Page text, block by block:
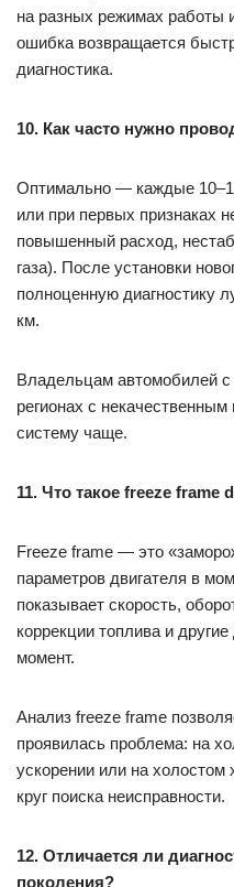
на разных режимах работы
ошибка возвращается
диагностика.
10. Как часто нужно
Оптимально — каждые
или при первых признаках
повышенный расход,
газа). После установки
полноценную диагностику
км.
Владельцам автомобилей
регионах с
систему чаще.
11. Что такое freeze frame
Freeze frame — это
параметров двигателя в
показывает скорость,
коррекции топлива и
момент.
Анализ freeze frame
проявилась проблема: на
ускорении или на
круг поиска неисправности.
12. Отличается ли
поколения?